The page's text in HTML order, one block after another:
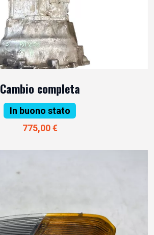
Cambio completa
In buono stato
775,00 €